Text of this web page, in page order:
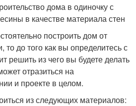
дома в одиночку с
в качестве материала стен
построить дом от
до того как вы определитесь с
решить из чего вы будете делать
отразиться на
и проекте в целом.
из следующих материалов: